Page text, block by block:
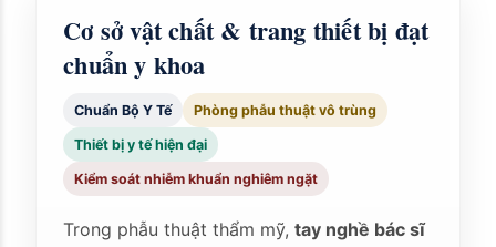
Cơ sở vật chất & trang thiết bị đạt
chuẩn y khoa
Chuẩn Bộ Y Tế Phòng phẫu thuật vô trùng
Thiết bị y tế hiện đại
Kiểm soát nhiễm khuẩn nghiêm ngặt
Trong phẫu thuật thẩm mỹ,tay nghề bác sĩ